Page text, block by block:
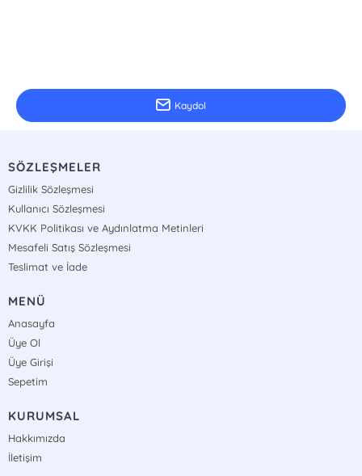
Kaydol
SÖZLEŞMELER
Gizlilik Sözleşmesi
Kullanıcı Sözleşmesi
KVKK Politikası ve Aydınlatma Metinleri
Mesafeli Satış Sözleşmesi
Teslimat ve İade
MENÜ
Anasayfa
Üye Ol
Üye Girişi
Sepetim
KURUMSAL
Hakkımızda
İletişim